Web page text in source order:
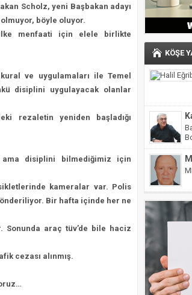
Scholz, yeni Başbakan adayı
böyle oluyor.
menfaati için elele birlikte
ve uygulamaları ile Temel
disiplini uygulayacak olanlar
rezaletin yeniden başladığı
disiplini bilmediğimiz için
kameralar var. Polis
Bir hafta içinde her ne
araç tüv’de bile haciz
cezası alınmış.
KÖŞE